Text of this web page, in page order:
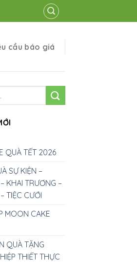
cầu báo giá
QUÀ TẾT 2026
SỰ KIỆN –
KHAI TRƯƠNG –
TIỆC CƯỚI
MOON CAKE
QUÀ TẶNG
THIẾT THỰC